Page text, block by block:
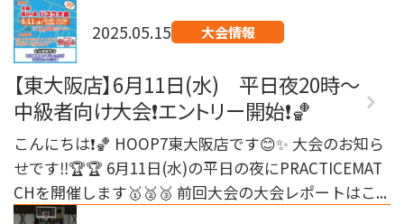
2025.05.15 大会情報
【東大阪店】6月11日(水) 平日夜20時～
中級者向け大会❗️エントリー開始❗️🏀
こんにちは❗️🏀 HOOP7東大阪店です😊✨ 大会のお知ら
せです‼️🏆🏆 6月11日(水)の平日の夜にPRACTICEMAT
CHを開催します🥇🥈🥉 前回大会の大会レポートはこ...